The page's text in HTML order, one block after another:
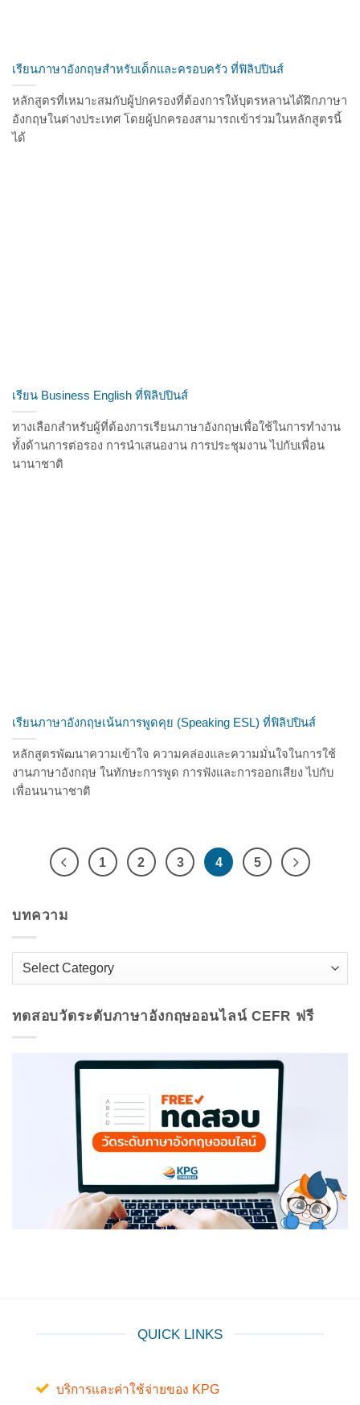
เรียนภาษาอังกฤษสำหรับเด็กและครอบครัว ที่ฟิลิปปินส์
หลักสูตรที่เหมาะสมกับผู้ปกครองที่ต้องการให้บุตรหลานได้ฝึกภาษา
อังกฤษในต่างประเทศ โดยผู้ปกครองสามารถเข้าร่วมในหลักสูตรนี้
ได้
เรียน Business English ที่ฟิลิปปินส์
ทางเลือกสำหรับผู้ที่ต้องการเรียนภาษาอังกฤษเพื่อใช้ในการทำงาน
ทั้งด้านการต่อรอง การนำเสนองาน การประชุมงาน ไปกับเพื่อน
นานาชาติ
เรียนภาษาอังกฤษเน้นการพูดคุย (Speaking ESL) ที่ฟิลิปปินส์
หลักสูตรพัฒนาความเข้าใจ ความคล่องและความมั่นใจในการใช้
งานภาษาอังกฤษ ในทักษะการพูด การฟังและการออกเสียง ไปกับ
เพื่อนนานาชาติ
1 2 3 4 5
บทความ
บทความ
ทดสอบวัดระดับภาษาอังกฤษออนไลน์​ CEFR ฟรี
QUICK LINKS
บริการและค่าใช้จ่ายของ KPG